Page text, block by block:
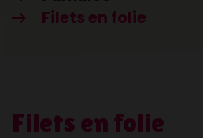
Filets en folie
Filets en folie